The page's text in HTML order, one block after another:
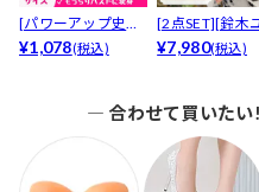
[パワーアップ史上
最強5倍盛りアップ
¥1,078(税込)
[2点SET][鈴木
ア(baby)...
¥7,980(税込)
― 合わせて買いた